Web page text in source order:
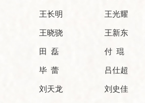
王长明 王光耀
王晓骁 王新东
田 磊 付 琨
毕 蕾 吕仕超
刘天龙 刘史佳